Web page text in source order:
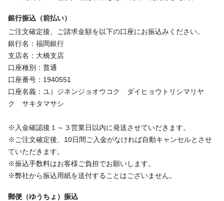
銀行振込（前払い）
ご注文確定後、ご請求金額を以下の口座にお振込みください。
銀行名：福岡銀行
支店名：大橋支店
口座種別：普通
口座番号：1940551
口座名義：ユ）ジネンジョオウコク ダイヒョウトリシマリヤ
ク サキタマサシ
※入金確認後１～３営業日以内に発送させていだきます。
※ご注文確定後、10日間ご入金がなければ自動キャンセルとさせ
ていただきます。
※振込手数料はお客様ご負担でお願いします。
※弊社から振込用紙を送付することはございません。
郵便（ゆうちょ）振込